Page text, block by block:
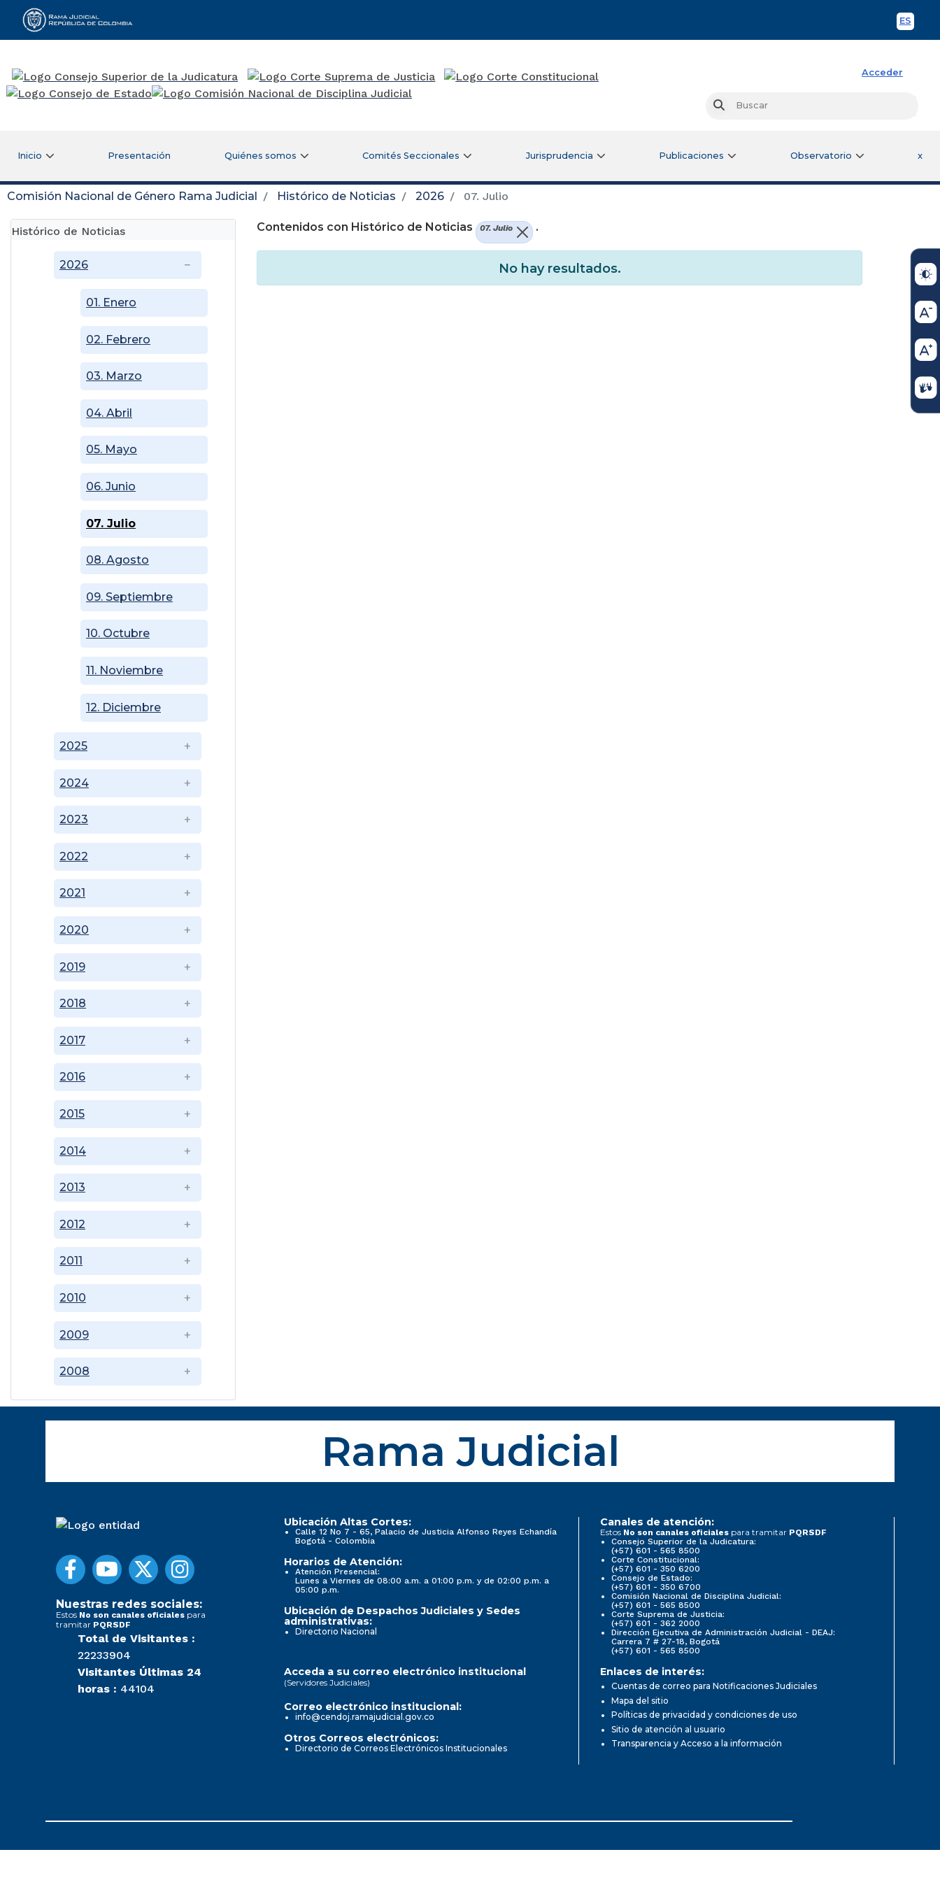
ES
Rama Judicial
Acceder
Buscar
Inicio Presentación Quiénes somos Comités Seccionales Jurisprudencia Publicaciones Observatorio x
Comisión Nacional de Género Rama Judicial Histórico de Noticias 2026 07. Julio
Histórico de Noticias
2008
2009
2010
2011
2012
2013
2014
2015
2016
2017
2018
2019
2020
2021
2022
2023
2024
2025
2026
01. Enero
02. Febrero
03. Marzo
04. Abril
05. Mayo
06. Junio
07. Julio
08. Agosto
09. Septiembre
10. Octubre
11. Noviembre
12. Diciembre
Contenidos con Histórico de Noticias 07. Julio .
No hay resultados.
Rama Judicial
Nuestras redes sociales:
Estos No son canales oficiales para
tramitar PQRSDF
Total de Visitantes :
22233904
Visitantes Últimas 24
horas : 44104
Ubicación Altas Cortes:
Calle 12 No 7 - 65, Palacio de Justicia Alfonso Reyes Echandía
Bogotá - Colombia
Horarios de Atención:
Atención Presencial:
Lunes a Viernes de 08:00 a.m. a 01:00 p.m. y de 02:00 p.m. a
05:00 p.m.
Ubicación de Despachos Judiciales y Sedes
administrativas:
Directorio Nacional
Canales de atención:
Estos No son canales oficiales para tramitar PQRSDF
Consejo Superior de la Judicatura:
(+57) 601 - 565 8500
Corte Constitucional:
(+57) 601 - 350 6200
Consejo de Estado:
(+57) 601 - 350 6700
Comisión Nacional de Disciplina Judicial:
(+57) 601 - 565 8500
Corte Suprema de Justicia:
(+57) 601 - 362 2000
Dirección Ejecutiva de Administración Judicial - DEAJ:
Carrera 7 # 27-18, Bogotá
(+57) 601 - 565 8500
Acceda a su correo electrónico institucional
(Servidores Judiciales)
Correo electrónico institucional:
info@cendoj.ramajudicial.gov.co
Otros Correos electrónicos:
Directorio de Correos Electrónicos Institucionales
Enlaces de interés:
Cuentas de correo para Notificaciones Judiciales
Mapa del sitio
Políticas de privacidad y condiciones de uso
Sitio de atención al usuario
Transparencia y Acceso a la información